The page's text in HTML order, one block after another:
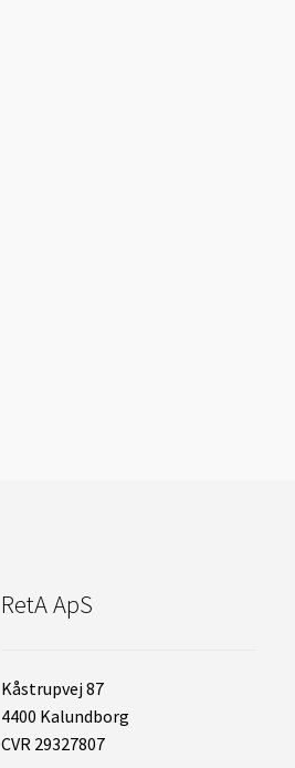
RetA ApS
Kåstrupvej 87
4400 Kalundborg
CVR 29327807